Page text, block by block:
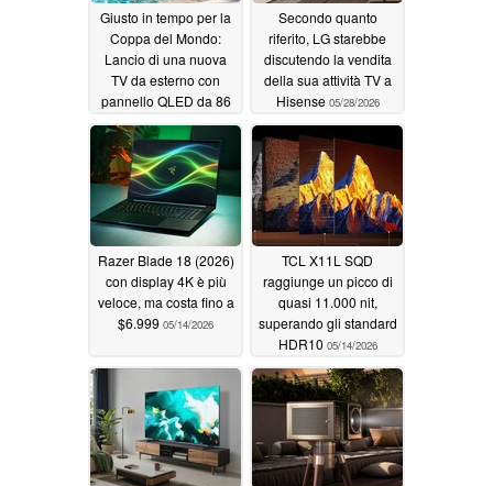
Giusto in tempo per la
Coppa del Mondo:
Lancio di una nuova
TV da esterno con
pannello QLED da 86
pollici e 4.000 nits
06/11/2026
Secondo quanto
riferito, LG starebbe
discutendo la vendita
della sua attività TV a
Hisense 05/28/2026
Razer Blade 18 (2026)
con display 4K è più
veloce, ma costa fino a
$6.999 05/14/2026
TCL X11L SQD
raggiunge un picco di
quasi 11.000 nit,
superando gli standard
HDR10 05/14/2026